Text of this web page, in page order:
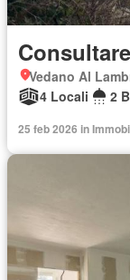
Vedano Al
4 Locali
2
25 feb 2026 in